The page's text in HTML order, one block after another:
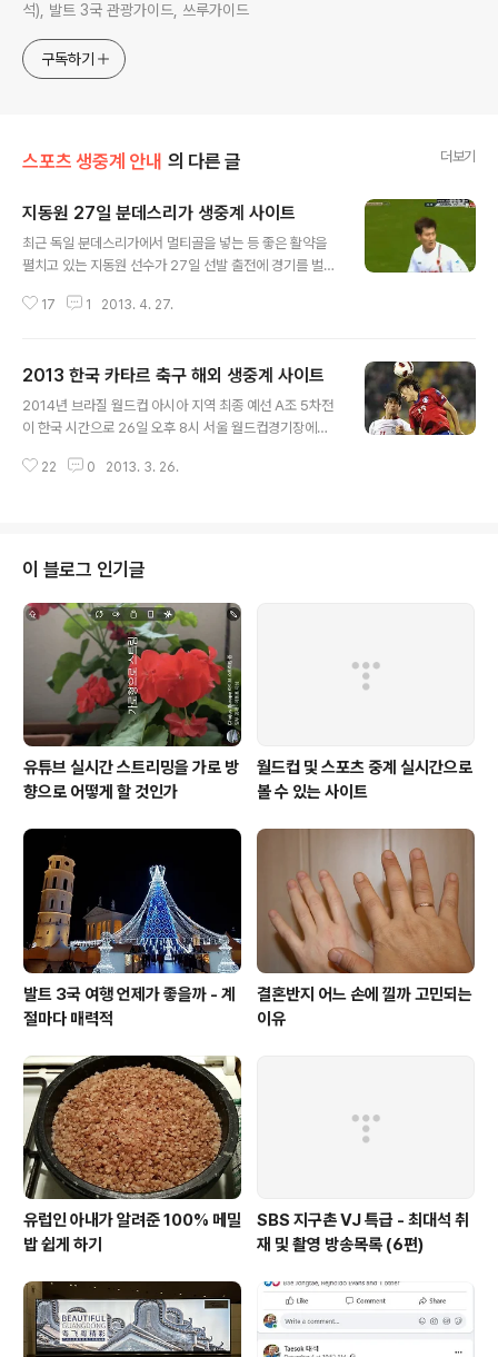
석), 발트 3국 관광가이드, 쓰루가이드
구독하기
스포츠 생중계 안내 의 다른 글 더보기
지동원 27일 분데스리가 생중계 사이트
최근 독일 분데스리가에서 멀티골을 넣는 등 좋은 활약을
펼치고 있는 지동원 선수가 27일 선발 출전에 경기를 벌이
크 팀과 슈투트가르트 팀의 경기를 인터넷으로 생중계를
desliga FC Augsburg vs. VFB Stuttgart 16:30 - 1
8:30 Germany German Bundesliga FC Augsbur
g vs. VFB Stuttgart 16:30 - 18:30 Germany Germ
30 - 18:30 Germa..
17 1 2013. 4. 27.
2013 한국 카타르 축구 해외 생중계 사이트
2014년 브라질 월드컵 아시아 지역 최종 예선 A조 5차전
이 한국 시간으로 26일 오후 8시 서울 월드컵경기장에서
른 우즈베키스탄이 승점 8로 1위이고, 카타르는 승점 7이
mplusqatar.com/korea-iran-teams-beat-group/
이 경기를 아래 사이트에서 생중계를 쉽게 시청할 수 있다.
아래 시간은 헬싱키 시간대이다. 한국 대표팀의 좋은 활약
으로 승점 3을 챙길 수 있기를 바란다. 13:00 - 15:00FIF
A World Cup 201..
22 0 2013. 3. 26.
이 블로그 인기글
유튜브 실시간 스트리밍을 가로 방
향으로 어떻게 할 것인가
월드컵 및 스포츠 중계 실시간으로
볼 수 있는 사이트
발트 3국 여행 언제가 좋을까 - 계
절마다 매력적
결혼반지 어느 손에 낄까 고민되는
이유
유럽인 아내가 알려준 100% 메밀
밥 쉽게 하기
SBS 지구촌 VJ 특급 - 최대석 취
재 및 촬영 방송목록 (6편)